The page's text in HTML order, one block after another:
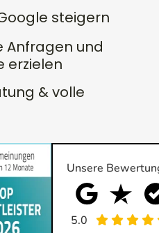
steigern
Anfragen und
erzielen
& volle
Unsere
5.0